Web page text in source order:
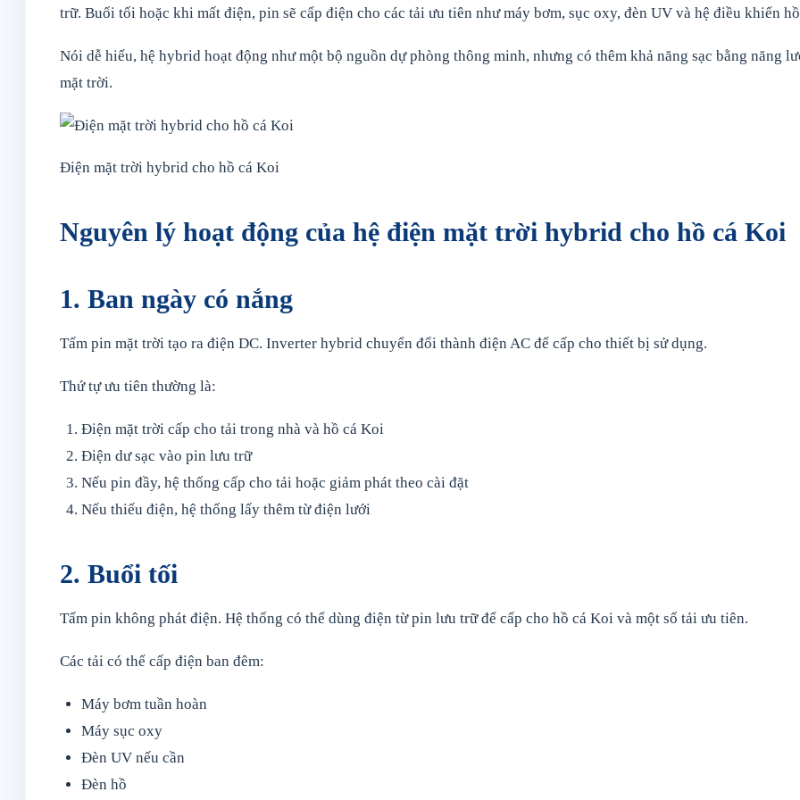
trữ. Buổi tối hoặc khi mất điện, pin sẽ cấp điện cho các tải ưu tiên như máy bơm, sục oxy, đèn UV và hệ điều khiển
Nói dễ hiểu, hệ hybrid hoạt động như một bộ nguồn dự phòng thông minh, nhưng có thêm khả năng sạc bằng năng
mặt trời.
Điện mặt trời hybrid cho hồ cá Koi
Nguyên lý hoạt động của hệ điện mặt trời hybrid cho hồ cá Koi
1. Ban ngày có nắng
Tấm pin mặt trời tạo ra điện DC. Inverter hybrid chuyển đổi thành điện AC để cấp cho thiết bị sử dụng.
Thứ tự ưu tiên thường là:
Điện mặt trời cấp cho tải trong nhà và hồ cá Koi
Điện dư sạc vào pin lưu trữ
Nếu pin đầy, hệ thống cấp cho tải hoặc giảm phát theo cài đặt
Nếu thiếu điện, hệ thống lấy thêm từ điện lưới
2. Buổi tối
Tấm pin không phát điện. Hệ thống có thể dùng điện từ pin lưu trữ để cấp cho hồ cá Koi và một số tải ưu tiên.
Các tải có thể cấp điện ban đêm:
Máy bơm tuần hoàn
Máy sục oxy
Đèn UV nếu cần
Đèn hồ